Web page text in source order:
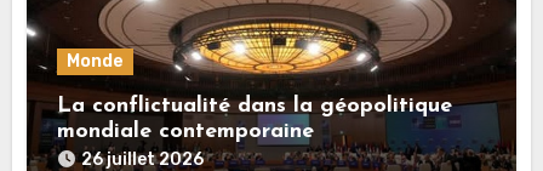
Monde
La conflictualité dans la géopolitique
mondiale contemporaine
26 juillet 2026